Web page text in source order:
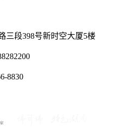
三段398号新时空大厦5楼
8830